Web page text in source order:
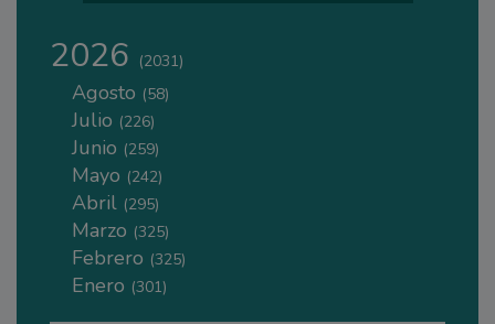
2026 (2031)
Agosto (58)
Julio (226)
Junio (259)
Mayo (242)
Abril (295)
Marzo (325)
Febrero (325)
Enero (301)